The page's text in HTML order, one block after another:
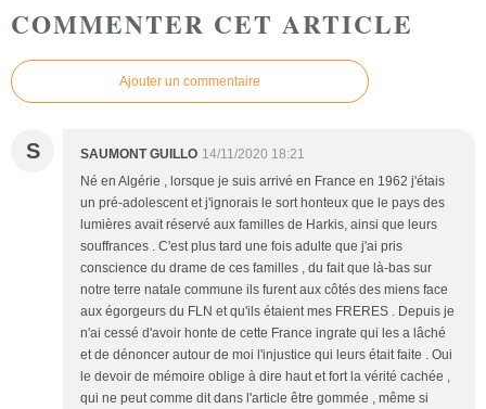
COMMENTER CET ARTICLE
Ajouter un commentaire
S SAUMONT GUILLO 14/11/2020 18:21
Né en Algérie , lorsque je suis arrivé en France en 1962 j'étais
un pré-adolescent et j'ignorais le sort honteux que le pays des
lumières avait réservé aux familles de Harkis, ainsi que leurs
souffrances . C'est plus tard une fois adulte que j'ai pris
conscience du drame de ces familles , du fait que là-bas sur
notre terre natale commune ils furent aux côtés des miens face
aux égorgeurs du FLN et qu'ils étaient mes FRERES . Depuis je
n'ai cessé d'avoir honte de cette France ingrate qui les a lâché
et de dénoncer autour de moi l'injustice qui leurs était faite . Oui
le devoir de mémoire oblige à dire haut et fort la vérité cachée ,
qui ne peut comme dit dans l'article être gommée , même si